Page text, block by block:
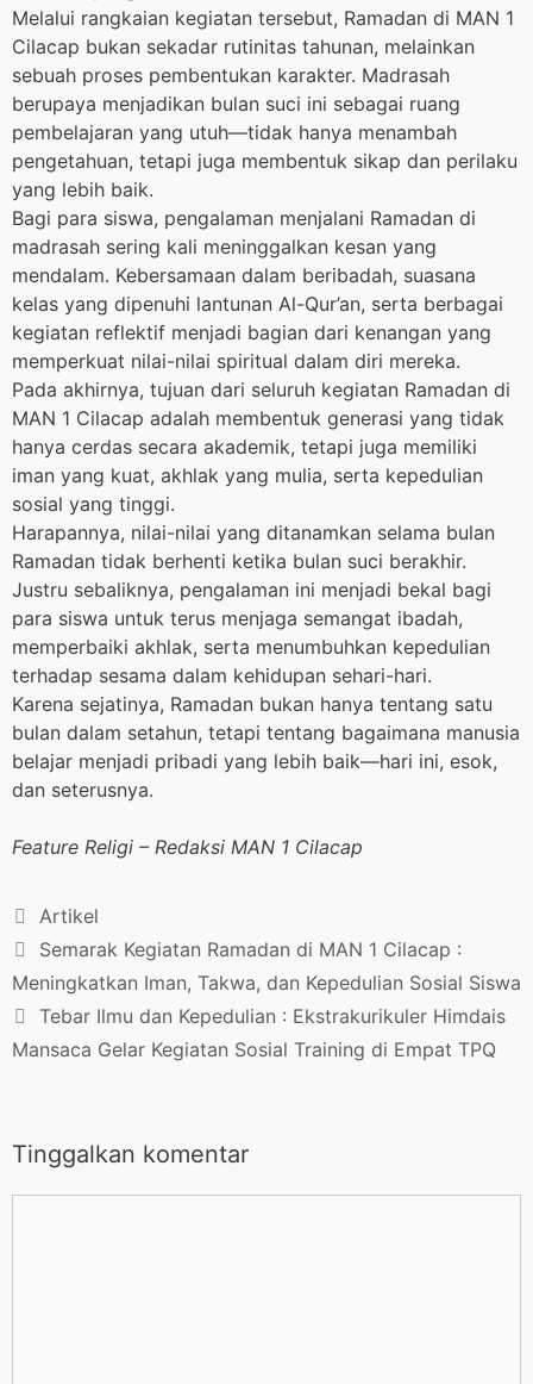
Melalui rangkaian kegiatan tersebut, Ramadan di MAN 1
Cilacap bukan sekadar rutinitas tahunan, melainkan
sebuah proses pembentukan karakter. Madrasah
berupaya menjadikan bulan suci ini sebagai ruang
pembelajaran yang utuh—tidak hanya menambah
pengetahuan, tetapi juga membentuk sikap dan perilaku
yang lebih baik.
Bagi para siswa, pengalaman menjalani Ramadan di
madrasah sering kali meninggalkan kesan yang
mendalam. Kebersamaan dalam beribadah, suasana
kelas yang dipenuhi lantunan Al-Qur’an, serta berbagai
kegiatan reflektif menjadi bagian dari kenangan yang
memperkuat nilai-nilai spiritual dalam diri mereka.
Pada akhirnya, tujuan dari seluruh kegiatan Ramadan di
MAN 1 Cilacap adalah membentuk generasi yang tidak
hanya cerdas secara akademik, tetapi juga memiliki
iman yang kuat, akhlak yang mulia, serta kepedulian
sosial yang tinggi.
Harapannya, nilai-nilai yang ditanamkan selama bulan
Ramadan tidak berhenti ketika bulan suci berakhir.
Justru sebaliknya, pengalaman ini menjadi bekal bagi
para siswa untuk terus menjaga semangat ibadah,
memperbaiki akhlak, serta menumbuhkan kepedulian
terhadap sesama dalam kehidupan sehari-hari.
Karena sejatinya, Ramadan bukan hanya tentang satu
bulan dalam setahun, tetapi tentang bagaimana manusia
belajar menjadi pribadi yang lebih baik—hari ini, esok,
dan seterusnya.
Feature Religi – Redaksi MAN 1 Cilacap
Artikel
Semarak Kegiatan Ramadan di MAN 1 Cilacap :
Meningkatkan Iman, Takwa, dan Kepedulian Sosial Siswa
Tebar Ilmu dan Kepedulian : Ekstrakurikuler Himdais
Mansaca Gelar Kegiatan Sosial Training di Empat TPQ
Tinggalkan komentar